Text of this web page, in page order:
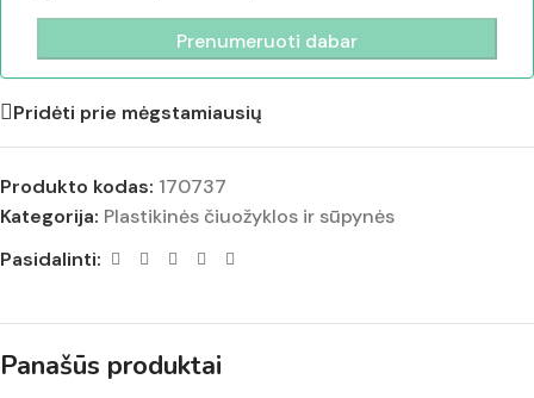
Pridėti prie mėgstamiausių
Produkto kodas: 170737
Kategorija: Plastikinės čiuožyklos ir sūpynės
Pasidalinti:
Panašūs produktai